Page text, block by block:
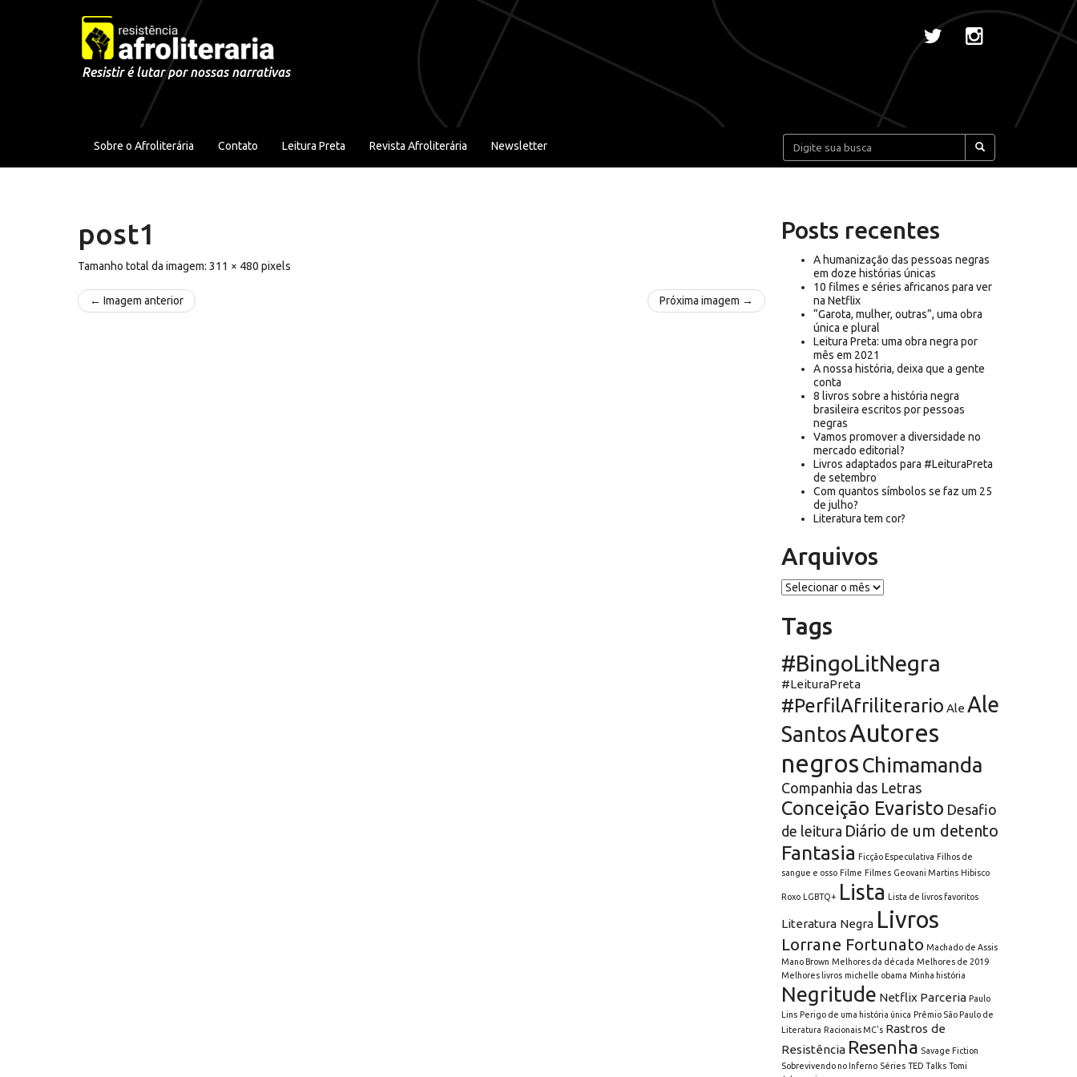
Pular para o conteúdo
Resistir é lutar por nossas narrativas
Sobre o Afroliterária Contato Leitura Preta Revista Afroliterária Newsletter Pesquisar:
post1
Tamanho total da imagem: 311 × 480 pixels
← Imagem anterior Próxima imagem →
Posts recentes
A humanização das pessoas negras
em doze histórias únicas
10 filmes e séries africanos para ver
na Netflix
“Garota, mulher, outras”, uma obra
única e plural
Leitura Preta: uma obra negra por
mês em 2021
A nossa história, deixa que a gente
conta
8 livros sobre a história negra
brasileira escritos por pessoas
negras
Vamos promover a diversidade no
mercado editorial?
Livros adaptados para #LeituraPreta
de setembro
Com quantos símbolos se faz um 25
de julho?
Literatura tem cor?
Arquivos
Arquivos
Tags
#BingoLitNegra
#LeituraPreta
#PerfilAfriliterario Ale Ale
SantosAutores
negros Chimamanda
Companhia das Letras
Conceição Evaristo Desafio
de leitura Diário de um detento
Fantasia Ficção Especulativa Filhos de
sangue e osso Filme Filmes Geovani Martins Hibisco
Roxo LGBTQ+ Lista Lista de livros favoritos
Literatura Negra Livros
Lorrane Fortunato Machado de Assis
Mano Brown Melhores da década Melhores de 2019
Melhores livros michelle obama Minha história
Negritude Netflix Parceria Paulo
Lins Perigo de uma história única Prêmio São Paulo de
Literatura Racionais MC's Rastros de
Resistência Resenha Savage Fiction
Sobrevivendo no Inferno Séries TED Talks Tomi